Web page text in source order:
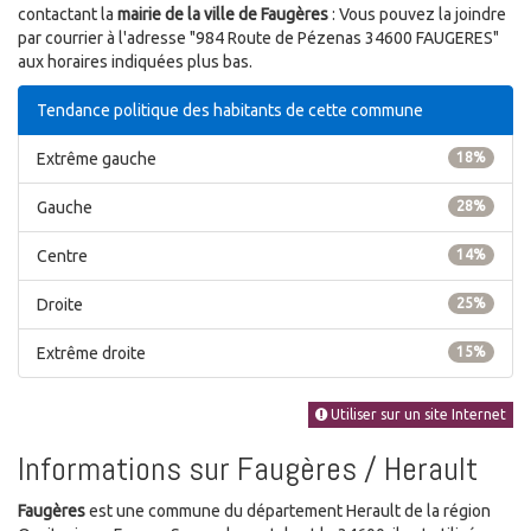
contactant la mairie de la ville de Faugères: Vous pouvez la joindre
par courrier à l'adresse "984 Route de Pézenas 34600 FAUGERES"
aux horaires indiquées plus bas.
Tendance politique des habitants de cette commune
18%
Extrême gauche
28%
Gauche
14%
Centre
25%
Droite
15%
Extrême droite
Utiliser sur un site Internet
Informations sur Faugères / Herault
Faugèresest une commune du département Herault de la région